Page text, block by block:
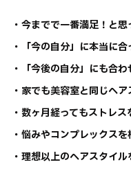
・今までで一番満足！と
・「今の自分」に本当に合
・「今後の自分」にも合
・家でも美容室と同じヘ
・数ヶ月経ってもストレ
・悩みやコンプレックス
・理想以上のヘアスタイ